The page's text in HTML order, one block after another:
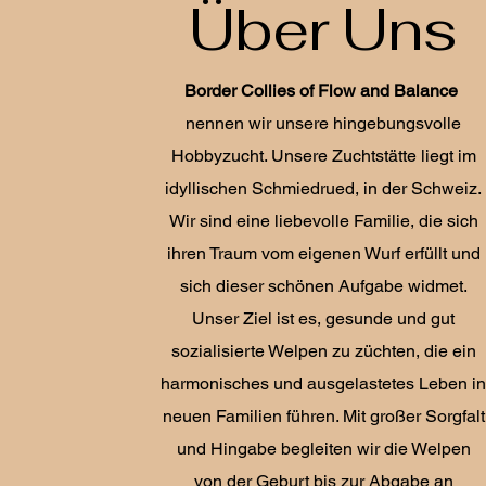
Über Uns
Border Collies of Flow and Balance
nennen wir unsere hingebungsvolle
Hobbyzucht. Unsere Zuchtstätte liegt im
idyllischen Schmiedrued, in der Schweiz.
Wir sind eine liebevolle Familie, die sich
ihren Traum vom eigenen Wurf erfüllt und
sich dieser schönen Aufgabe widmet.
Unser Ziel ist es, gesunde und gut
sozialisierte Welpen zu züchten, die ein
harmonisches und ausgelastetes Leben in
neuen Familien führen. Mit großer Sorgfalt
und Hingabe begleiten wir die Welpen
von der Geburt bis zur Abgabe an